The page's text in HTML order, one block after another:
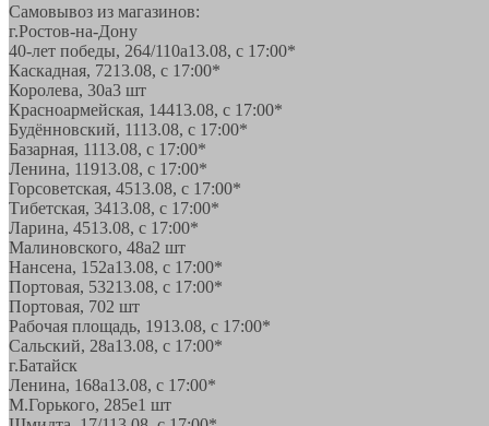
Самовывоз из магазинов:
г.Ростов-на-Дону
40-лет победы, 264/110а13.08, с 17:00*
Каскадная, 7213.08, с 17:00*
Королева, 30а3 шт
Красноармейская, 14413.08, с 17:00*
Будённовский, 1113.08, с 17:00*
Базарная, 1113.08, с 17:00*
Ленина, 11913.08, с 17:00*
Горсоветская, 4513.08, с 17:00*
Тибетская, 3413.08, с 17:00*
Ларина, 4513.08, с 17:00*
Малиновского, 48а2 шт
Нансена, 152а13.08, с 17:00*
Портовая, 53213.08, с 17:00*
Портовая, 702 шт
Рабочая площадь, 1913.08, с 17:00*
Сальский, 28a13.08, с 17:00*
г.Батайск
Ленина, 168а13.08, с 17:00*
М.Горького, 285е1 шт